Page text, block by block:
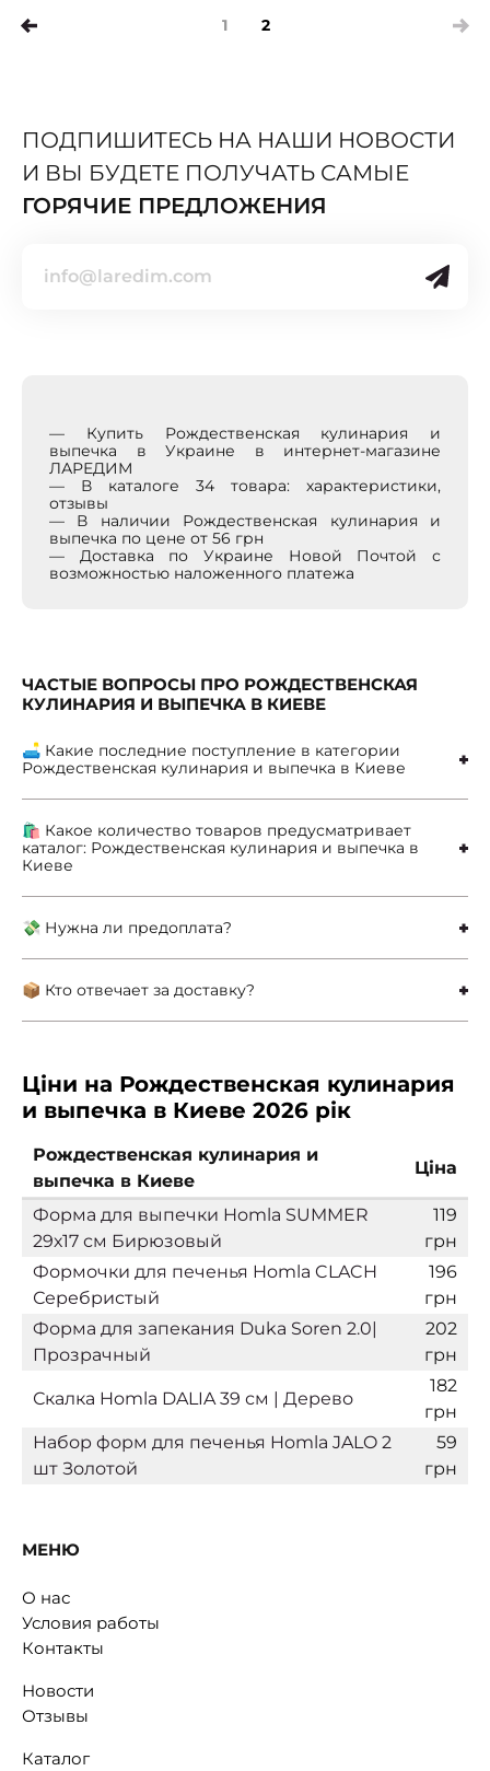
1 (current)
2
ПОДПИШИТЕСЬ НА НАШИ НОВОСТИ
И ВЫ БУДЕТЕ ПОЛУЧАТЬ САМЫЕ
ГОРЯЧИЕ ПРЕДЛОЖЕНИЯ
— Купить Рождественская кулинария и
выпечка в Украине в интернет-магазине
ЛАРЕДИМ
— В каталоге 34 товара: характеристики,
отзывы
— В наличии Рождественская кулинария и
выпечка по цене от 56 грн
— Доставка по Украине Новой Почтой с
возможностью наложенного платежа
ЧАСТЫЕ ВОПРОСЫ ПРО РОЖДЕСТВЕНСКАЯ
КУЛИНАРИЯ И ВЫПЕЧКА В КИЕВЕ
🛋 Какие последние поступление в категории
Рождественская кулинария и выпечка в Киеве
🛍 Какое количество товаров предусматривает
каталог: Рождественская кулинария и выпечка в
Киеве
💸 Нужна ли предоплата?
📦 Кто отвечает за доставку?
Ціни на Рождественская кулинария
и выпечка в Киеве 2026 рік
Рождественская кулинария и
выпечка в Киеве
Ціна
Форма для выпечки Homla SUMMER
29х17 см Бирюзовый
119
грн
Формочки для печенья Homla CLACH
Серебристый
196
грн
Форма для запекания Duka Soren 2.0|
Прозрачный
202
грн
Скалка Homla DALIA 39 см | Дерево
182
грн
Набор форм для печенья Homla JALO 2
шт Золотой
59
грн
МЕНЮ
О нас
Условия работы
Контакты
Новости
Отзывы
Каталог